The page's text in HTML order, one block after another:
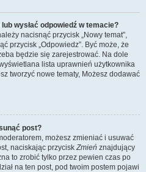
wysłać odpowiedź w temacie?
nacisnąć przycisk „Nowy temat”,
przycisk „Odpowiedz”. Być może, że
będzie się zarejestrować. Na dole
lista uprawnień użytkownika
tworzyć nowe tematy, Możesz dodawać
post?
możesz zmieniać i usuwać
naciskając przyciskZmień znajdujący
to zrobić tylko przez pewien czas po
na ten post, pod twoim postem pojawi